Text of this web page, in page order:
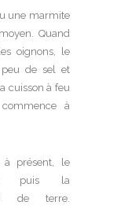
une marmite
Quand
oignons, le
de sel et
cuisson à feu
à
à présent, le
puis la
de terre.